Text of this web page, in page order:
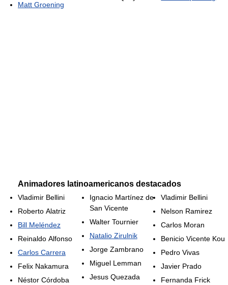
Matt Groening
Animadores latinoamericanos destacados
Vladimir Bellini
Roberto Alatriz
Bill Meléndez
Reinaldo Alfonso
Carlos Carrera
Felix Nakamura
Néstor Córdoba
Ignacio Martínez de
San Vicente
Walter Tournier
Natalio Zirulnik
Jorge Zambrano
Miguel Lemman
Jesus Quezada
Vladimir Bellini
Nelson Ramirez
Carlos Moran
Benicio Vicente Kou
Pedro Vivas
Javier Prado
Fernanda Frick